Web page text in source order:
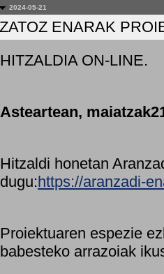
2024-05-21
ZATOZ ENARAK
HITZALDIA ON-LINE.
Asteartean,
Hitzaldi honetan
dugu:https://aranzadi-
Proiektuaren espezie
babesteko arrazoiak